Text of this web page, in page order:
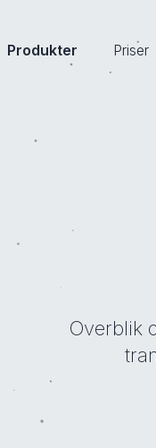
Produkter Priser
Overblik